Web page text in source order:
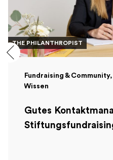
THE PHILANTHROPIST
Fundraising & Community
Wissen
Gutes